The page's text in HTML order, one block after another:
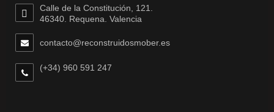
Calle de la Constitución, 121.
46340. Requena. Valencia
contacto@reconstruidosmober.es
(+34) 960 591 247